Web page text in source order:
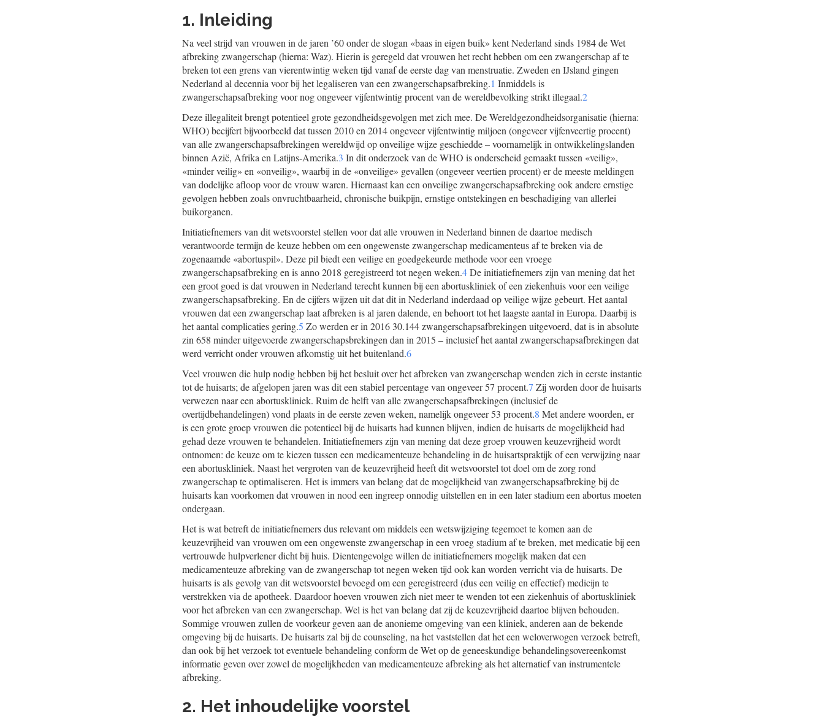
1. Inleiding
Na veel strijd van vrouwen in de jaren ’60 onder de slogan «baas in eigen buik» kent Nederland sinds 1984 de Wet
afbreking zwangerschap (hierna: Waz). Hierin is geregeld dat vrouwen het recht hebben om een zwangerschap af te
breken tot een grens van vierentwintig weken tijd vanaf de eerste dag van menstruatie. Zweden en IJsland gingen
Nederland al decennia voor bij het legaliseren van een zwangerschapsafbreking.1 Inmiddels is
zwangerschapsafbreking voor nog ongeveer vijfentwintig procent van de wereldbevolking strikt illegaal.2
Deze illegaliteit brengt potentieel grote gezondheidsgevolgen met zich mee. De Wereldgezondheidsorganisatie (hierna:
WHO) becijfert bijvoorbeeld dat tussen 2010 en 2014 ongeveer vijfentwintig miljoen (ongeveer vijfenveertig procent)
van alle zwangerschapsafbrekingen wereldwijd op onveilige wijze geschiedde – voornamelijk in ontwikkelingslanden
binnen Azië, Afrika en Latijns-Amerika.3 In dit onderzoek van de WHO is onderscheid gemaakt tussen «veilig»,
«minder veilig» en «onveilig», waarbij in de «onveilige» gevallen (ongeveer veertien procent) er de meeste meldingen
van dodelijke afloop voor de vrouw waren. Hiernaast kan een onveilige zwangerschapsafbreking ook andere ernstige
gevolgen hebben zoals onvruchtbaarheid, chronische buikpijn, ernstige ontstekingen en beschadiging van allerlei
buikorganen.
Initiatiefnemers van dit wetsvoorstel stellen voor dat alle vrouwen in Nederland binnen de daartoe medisch
verantwoorde termijn de keuze hebben om een ongewenste zwangerschap medicamenteus af te breken via de
zogenaamde «abortuspil». Deze pil biedt een veilige en goedgekeurde methode voor een vroege
zwangerschapsafbreking en is anno 2018 geregistreerd tot negen weken.4De initiatiefnemers zijn van mening dat het
een groot goed is dat vrouwen in Nederland terecht kunnen bij een abortuskliniek of een ziekenhuis voor een veilige
zwangerschapsafbreking. En de cijfers wijzen uit dat dit in Nederland inderdaad op veilige wijze gebeurt. Het aantal
vrouwen dat een zwangerschap laat afbreken is al jaren dalende, en behoort tot het laagste aantal in Europa. Daarbij is
het aantal complicaties gering.5 Zo werden er in 2016 30.144 zwangerschapsafbrekingen uitgevoerd, dat is in absolute
zin 658 minder uitgevoerde zwangerschapsbrekingen dan in 2015 – inclusief het aantal zwangerschapsafbrekingen dat
werd verricht onder vrouwen afkomstig uit het buitenland.6
Veel vrouwen die hulp nodig hebben bij het besluit over het afbreken van zwangerschap wenden zich in eerste instantie
tot de huisarts; de afgelopen jaren was dit een stabiel percentage van ongeveer 57 procent.7 Zij worden door de huisarts
verwezen naar een abortuskliniek. Ruim de helft van alle zwangerschapsafbrekingen (inclusief de
overtijdbehandelingen) vond plaats in de eerste zeven weken, namelijk ongeveer 53 procent.8 Met andere woorden, er
is een grote groep vrouwen die potentieel bij de huisarts had kunnen blijven, indien de huisarts de mogelijkheid had
gehad deze vrouwen te behandelen. Initiatiefnemers zijn van mening dat deze groep vrouwen keuzevrijheid wordt
ontnomen: de keuze om te kiezen tussen een medicamenteuze behandeling in de huisartspraktijk of een verwijzing naar
een abortuskliniek. Naast het vergroten van de keuzevrijheid heeft dit wetsvoorstel tot doel om de zorg rond
zwangerschap te optimaliseren. Het is immers van belang dat de mogelijkheid van zwangerschapsafbreking bij de
huisarts kan voorkomen dat vrouwen in nood een ingreep onnodig uitstellen en in een later stadium een abortus moeten
ondergaan.
Het is wat betreft de initiatiefnemers dus relevant om middels een wetswijziging tegemoet te komen aan de
keuzevrijheid van vrouwen om een ongewenste zwangerschap in een vroeg stadium af te breken, met medicatie bij een
vertrouwde hulpverlener dicht bij huis. Dientengevolge willen de initiatiefnemers mogelijk maken dat een
medicamenteuze afbreking van de zwangerschap tot negen weken tijd ook kan worden verricht via de huisarts. De
huisarts is als gevolg van dit wetsvoorstel bevoegd om een geregistreerd (dus een veilig en effectief) medicijn te
verstrekken via de apotheek. Daardoor hoeven vrouwen zich niet meer te wenden tot een ziekenhuis of abortuskliniek
voor het afbreken van een zwangerschap. Wel is het van belang dat zij de keuzevrijheid daartoe blijven behouden.
Sommige vrouwen zullen de voorkeur geven aan de anonieme omgeving van een kliniek, anderen aan de bekende
omgeving bij de huisarts. De huisarts zal bij de counseling, na het vaststellen dat het een weloverwogen verzoek betreft,
dan ook bij het verzoek tot eventuele behandeling conform de Wet op de geneeskundige behandelingsovereenkomst
informatie geven over zowel de mogelijkheden van medicamenteuze afbreking als het alternatief van instrumentele
afbreking.
2. Het inhoudelijke voorstel